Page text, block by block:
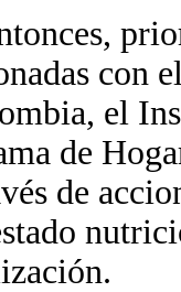
con
el
de
de